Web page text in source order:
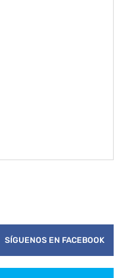
SÍGUENOS EN FACEBOOK